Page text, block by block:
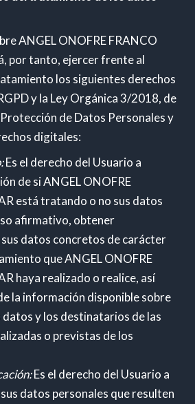
ANGEL ONOFRE FRANCO
por tanto, ejercer frente al
los siguientes derechos
y la Ley Orgánica 3/2018, de
de Datos Personales y
digitales:
Es el derecho del Usuario a
de si ANGEL ONOFRE
está tratando o no sus datos
afirmativo, obtener
datos concretos de carácter
que ANGEL ONOFRE
haya realizado o realice, así
la información disponible sobre
datos y los destinatarios de las
o previstas de los
Es el derecho del Usuario a
datos personales que resulten